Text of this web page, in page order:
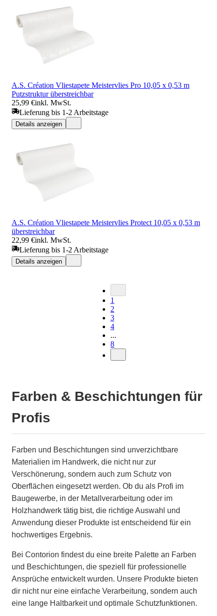
A.S. Création Vliestapete Meistervlies Pro 10,05 x 0,53 m
Putzstruktur überstreichbar
25,99 €inkl. MwSt.
Lieferung bis 1-2 Arbeitstage
Details anzeigen
A.S. Création Vliestapete Meistervlies Protect 10,05 x 0,53 m
überstreichbar
22,99 €inkl. MwSt.
Lieferung bis 1-2 Arbeitstage
Details anzeigen
1
2
3
4
...
8
Farben & Beschichtungen für
Profis
Farben und Beschichtungen sind unverzichtbare
Materialien im Handwerk, die nicht nur zur
Verschönerung, sondern auch zum Schutz von
Oberflächen eingesetzt werden. Ob du als Profi im
Baugewerbe, in der Metallverarbeitung oder im
Holzhandwerk tätig bist, die richtige Auswahl und
Anwendung dieser Produkte ist entscheidend für ein
hochwertiges Ergebnis.
Bei Contorion findest du eine breite Palette an Farben
und Beschichtungen, die speziell für professionelle
Ansprüche entwickelt wurden. Unsere Produkte bieten
dir nicht nur eine einfache Verarbeitung, sondern auch
eine lange Haltbarkeit und optimale Schutzfunktionen.